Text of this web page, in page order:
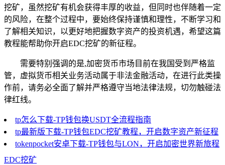
挖矿，虽然挖矿有机会获得丰厚的收益，但同时也伴随着一定
的风险，在整个过程中，要始终保持谨慎和理性，不断学习和
了解相关知识，以更好地把握数字资产的投资机遇，希望这篇
教程能帮助你开启EDC挖矿的新征程。
需要特别强调的是,加密货币市场目前在我国受到严格监
管，虚拟货币相关业务活动属于非法金融活动，在进行此类操
作前，请务必全面了解并严格遵守当地法律法规，切勿触碰法
律红线。
tp怎么下载-TP钱包换USDT全流程指南
tp最新版下载-TP钱包EDC挖矿教程，开启数字资产新征程
tokenpocket安卓下载-TP钱包与LON，开启加密世界新旅程
EDC挖矿